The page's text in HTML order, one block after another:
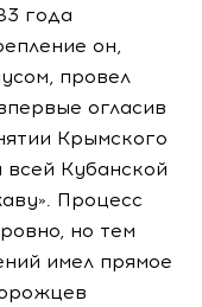
года
он,
провел
огласив
Крымского
всей Кубанской
Процесс
но тем
имел прямое